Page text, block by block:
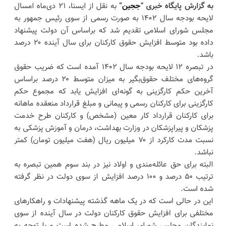
به گزارش پایگاه خبری “ججین”
به نقل از ایسنا، ۲۱ دی‌ماه امسال
لایحه بودجه سال ۱۴۰۲ به صورت رسمی از سوی رئیس جمهور به
مجلس شورای اسلامی تقدیم شد که براساس آن دولت پیشنهاد
داده بود متوسط افزایش حقوق کارکنان برای سال آینده ۲۰ درصد
باشد.
در تبصره ۱۲ لایحه بودجه سال ۱۴۰۲ آمده است که ضریب حقوق
گروه‌های مختلف حقوق‌بگیر به میزان متوسط ۲۰ درصد براساس
آخرین حکم کارگزینی به گونه‌ای افزایش یابد که مجموع حکم
کارگزینی برای کارکنان رسمی و پیمانی و مبلغ قرارداد منعقده ماهانه
برای کارکنان قرارداد کار معین (مشخص) و کارکنان طرح خدمت
پزشکان و پیراپزشکان در وزارت بهداشت، درمان و آموزش پزشکی به
نسبت مدت کارکرد از ۷۰ میلیون ریال (هفت میلیون تومان) کمتر
نباشد.
البته برای حق عائله‌مندی و اولاد نیز در بند سوم همین تبصره به
ترتیب ۵۰ درصد و ۱۰۰ درصد افزایش از سوی دولت در نظر گرفته
شده است.
این در حالی است که در یک ماهه گذشته پیشنهادات و راهکارهای
مختلفی برای افزایش حقوق کارکنان دولت در سال آینده از سوی